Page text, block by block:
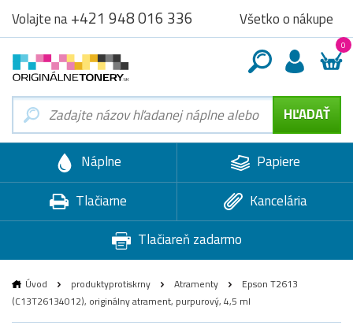
Volajte na+421 948 016 336 Všetko o nákupe
0
Náplne
Papiere
Tlačiarne
Kancelária
Tlačiareň zadarmo
Úvod produktyprotiskrny Atramenty
Epson T2613
(C13T26134012), originálny atrament, purpurový, 4,5 ml